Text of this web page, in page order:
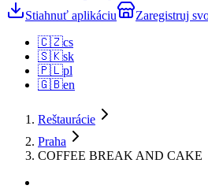
Stiahnuť aplikáciu
Zaregistruj
🇨🇿cs
🇸🇰sk
🇵🇱pl
🇬🇧en
Reštaurácie
Praha
COFFEE BREAK AND CAKE